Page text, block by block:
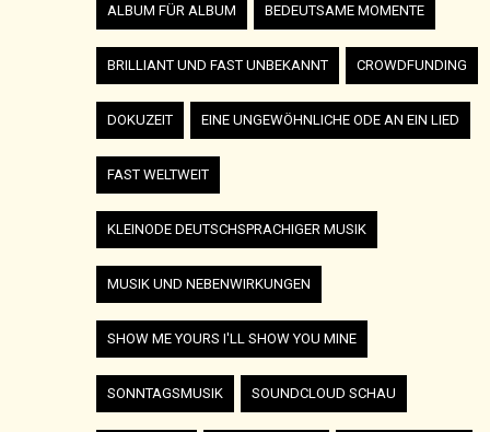
ALBUM FÜR ALBUM BEDEUTSAME MOMENTE
BRILLIANT UND FAST UNBEKANNT CROWDFUNDING
DOKUZEIT EINE UNGEWÖHNLICHE ODE AN EIN LIED
FAST WELTWEIT
KLEINODE DEUTSCHSPRACHIGER MUSIK
MUSIK UND NEBENWIRKUNGEN
SHOW ME YOURS I'LL SHOW YOU MINE
SONNTAGSMUSIK SOUNDCLOUD SCHAU